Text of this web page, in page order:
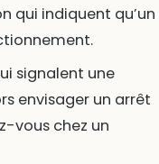
qui indiquent qu’un
signalent une
envisager un arrêt
vous chez un